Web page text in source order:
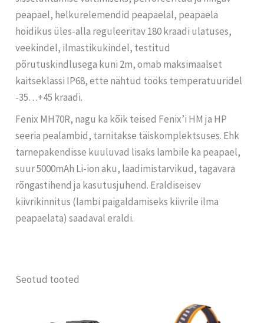
peapael, helkurelemendid peapaelal, peapaela
hoidikus üles-alla reguleeritav 180 kraadi ulatuses,
veekindel, ilmastikukindel, testitud
põrutuskindlusega kuni 2m, omab maksimaalset
kaitseklassi IP68, ette nähtud tööks temperatuuridel
-35…+45 kraadi.
Fenix MH70R, nagu ka kõik teised Fenix’i HM ja HP
seeria pealambid, tarnitakse täiskomplektsuses. Ehk
tarnepakendisse kuuluvad lisaks lambile ka peapael,
suur 5000mAh Li-ion aku, laadimistarvikud, tagavara
rõngastihend ja kasutusjuhend. Eraldiseisev
kiivrikinnitus (lambi paigaldamiseks kiivrile ilma
peapaelata) saadaval eraldi.
Seotud tooted